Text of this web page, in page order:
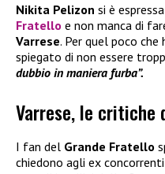
Nikita Pelizon si è
Fratello e non manca di
Varrese. Per quel poco
spiegato di non essere
dubbio in maniera furba”.
Varrese, le critiche
I fan del Grande Fratello
chiedono agli ex